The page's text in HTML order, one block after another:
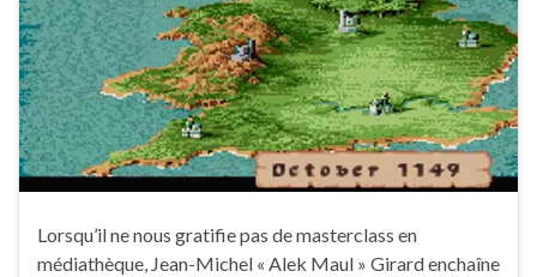
Lorsqu’il ne nous gratifie pas de masterclass en
médiathèque, Jean-Michel « Alek Maul » Girard enchaîne